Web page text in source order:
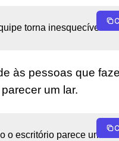
torna inesquecíveis
às pessoas que
um lar.
o escritório parece uma